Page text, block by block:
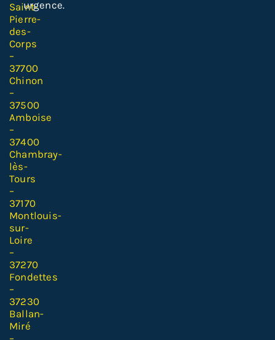
Saint-
Pierre-
des-
Corps
–
37700
Chinon
–
37500
Amboise
–
37400
Chambray-
lès-
Tours
–
37170
Montlouis-
sur-
Loire
–
37270
Fondettes
–
37230
Ballan-
Miré
urgence.